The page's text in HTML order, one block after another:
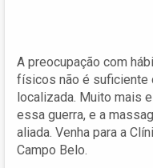
A preocupação com
físicos não é suficiente
localizada. Muito mais
essa guerra, e a
aliada. Venha para a
Campo Belo.